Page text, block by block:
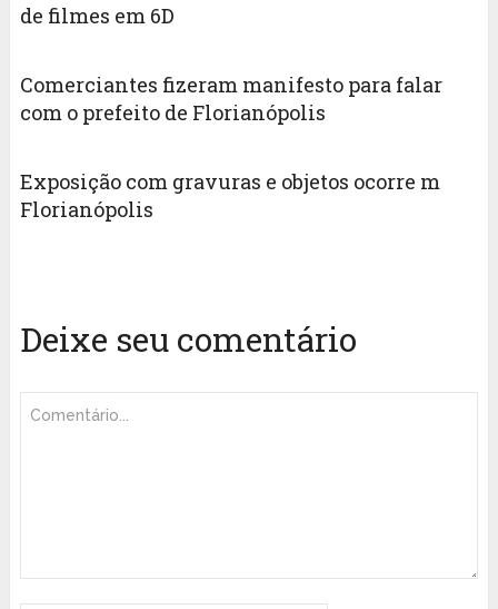
de filmes em 6D
Comerciantes fizeram manifesto para falar
com o prefeito de Florianópolis
Exposição com gravuras e objetos ocorre m
Florianópolis
Deixe seu comentário